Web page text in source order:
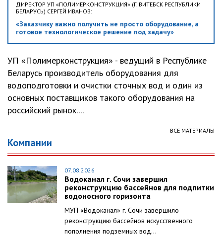
ДИРЕКТОР УП «ПОЛИМЕРКОНСТРУКЦИЯ» (Г. ВИТЕБСК РЕСПУБЛИКИ
БЕЛАРУСЬ) СЕРГЕЙ ИВАНОВ:
«Заказчику важно получить не просто оборудование, а
готовое технологическое решение под задачу»
УП «Полимерконструкция» - ведущий в Республике
Беларусь производитель оборудования для
водоподготовки и очистки сточных вод и один из
основных поставщиков такого оборудования на
российский рынок....
ВСЕ МАТЕРИАЛЫ
Компании
07.08.2026
Водоканал г. Сочи завершил
реконструкцию бассейнов для подпитки
водоносного горизонта
МУП «Водоканал» г. Сочи завершило
реконструкцию бассейнов искусственного
пополнения подземных вод...